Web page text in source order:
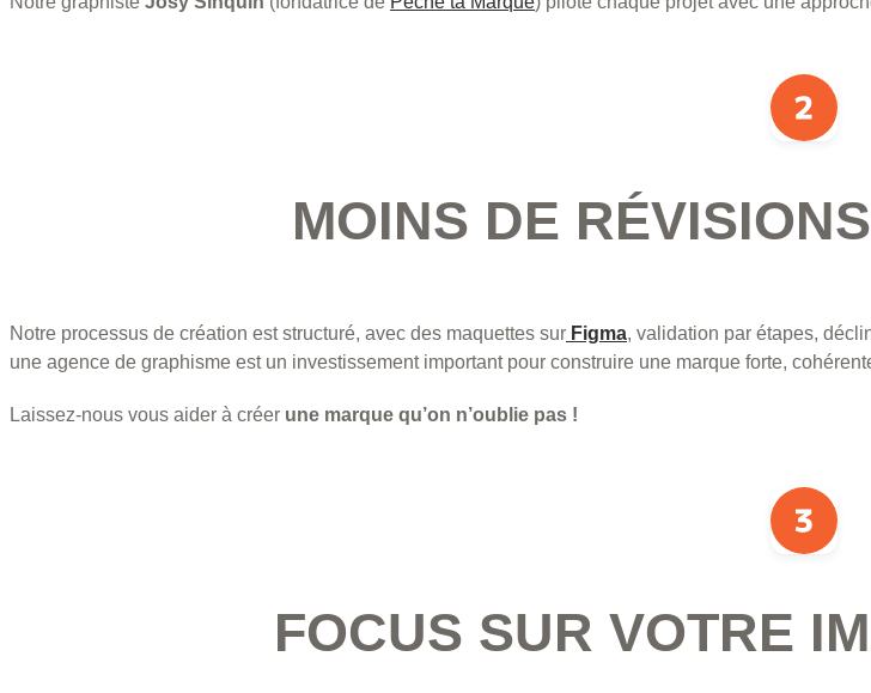
MOINS DE
Notre processus de création est structuré, avec des maquettes sur Figma, validation par étapes,
une agence de graphisme est un investissement important pour construire une marque forte,
Laissez-nous vous aider à créer une marque qu’on n’oublie pas !
FOCUS SUR VOTRE